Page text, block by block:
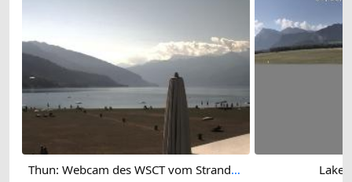
Thun: Webcam des WSCT vom Strandbad Lake